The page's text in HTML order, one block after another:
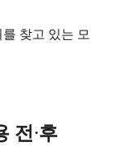
찾고 있는 모
전·후